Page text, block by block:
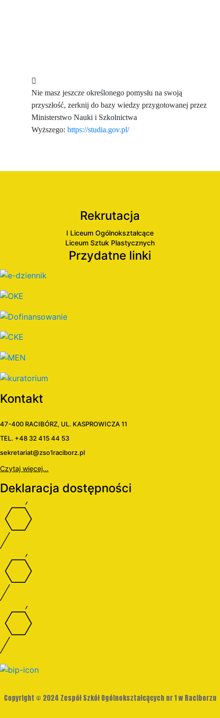
Nie masz jeszcze określonego pomysłu na swoją
przyszłość, zerknij do bazy wiedzy przygotowanej przez
Ministerstwo Nauki i Szkolnictwa
Wyższego: https://studia.gov.pl/
Rekrutacja
I Liceum Ogólnokształcące
Liceum Sztuk Plastycznych
Przydatne linki
Kontakt
47-400 RACIBÓRZ, UL. KASPROWICZA 11
TEL. +48 32 415 44 53
sekretariat@zso1raciborz.pl
Czytaj więcej...
Deklaracja dostępności
Copyright © 2024 Zespół Szkół Ogólnokształcących nr 1 w Raciborzu